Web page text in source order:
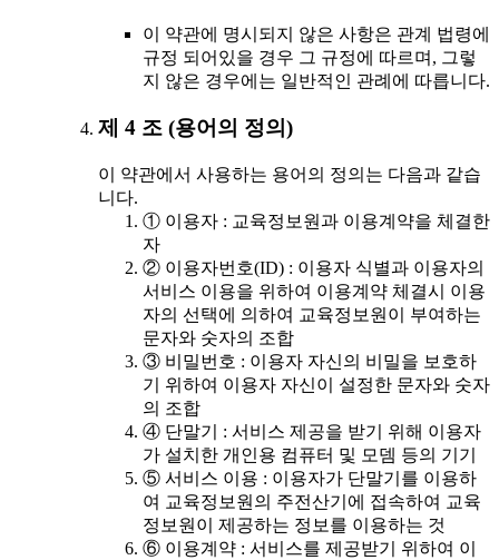
이 약관에 명시되지 않은 사항은 관계 법령에
규정 되어있을 경우 그 규정에 따르며, 그렇
지 않은 경우에는 일반적인 관례에 따릅니다.
제 4 조 (용어의 정의)
이 약관에서 사용하는 용어의 정의는 다음과 같습
니다.
① 이용자 : 교육정보원과 이용계약을 체결한
자
② 이용자번호(ID) : 이용자 식별과 이용자의
서비스 이용을 위하여 이용계약 체결시 이용
자의 선택에 의하여 교육정보원이 부여하는
문자와 숫자의 조합
③ 비밀번호 : 이용자 자신의 비밀을 보호하
기 위하여 이용자 자신이 설정한 문자와 숫자
의 조합
④ 단말기 : 서비스 제공을 받기 위해 이용자
가 설치한 개인용 컴퓨터 및 모뎀 등의 기기
⑤ 서비스 이용 : 이용자가 단말기를 이용하
여 교육정보원의 주전산기에 접속하여 교육
정보원이 제공하는 정보를 이용하는 것
⑥ 이용계약 : 서비스를 제공받기 위하여 이